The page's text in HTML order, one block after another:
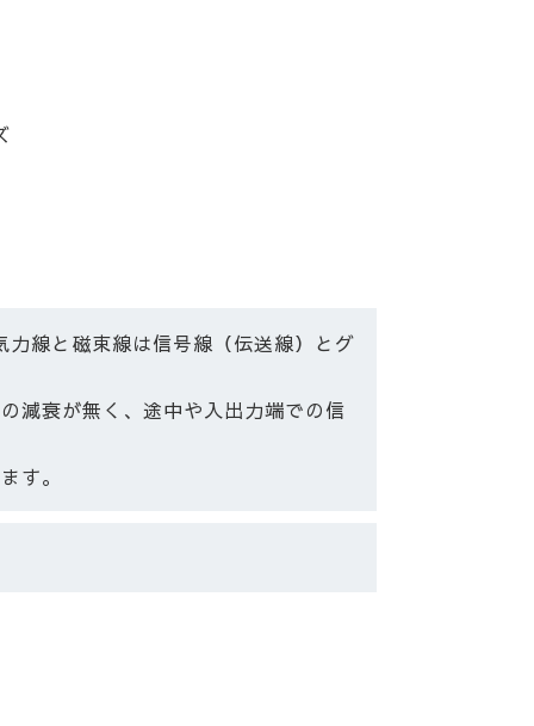
線と磁束線は信号線（伝送線）とグ
減衰が無く、途中や入出力端での信
す。